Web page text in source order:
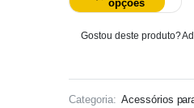
opções
Gostou deste produto?
Categoria: Acessórios